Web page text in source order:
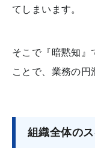
てしまいます。
そこで『暗黙知』
ことで、業務の円
組織全体の